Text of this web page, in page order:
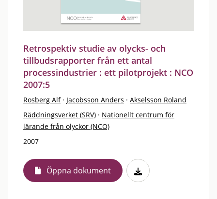
Retrospektiv studie av olycks- och
tillbudsrapporter från ett antal
processindustrier : ett pilotprojekt : NCO
2007:5
Rosberg Alf · Jacobsson Anders · Akselsson Roland
Räddningsverket (SRV) · Nationellt centrum för
lärande från olyckor (NCO)
2007
Öppna dokument